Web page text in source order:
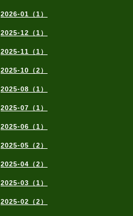
2026-01（1）
2025-12（1）
2025-11（1）
2025-10（2）
2025-08（1）
2025-07（1）
2025-06（1）
2025-05（2）
2025-04（2）
2025-03（1）
2025-02（2）